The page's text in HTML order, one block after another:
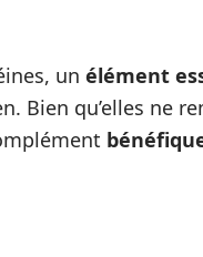
un élément
Bien qu’elles ne